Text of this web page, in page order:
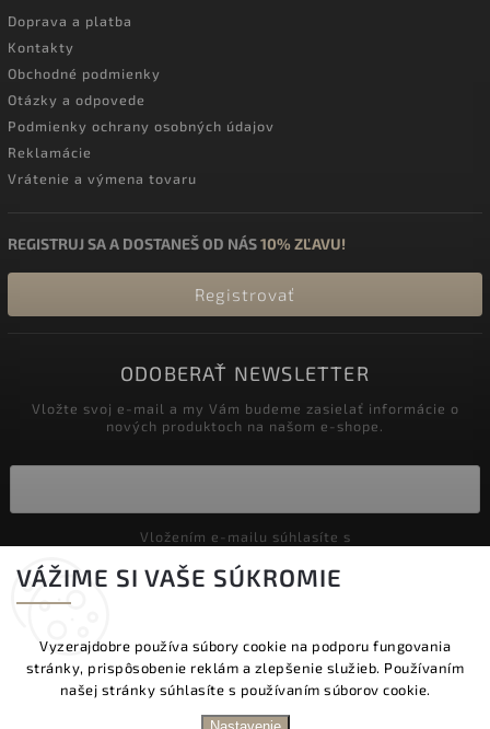
VÁŽIME SI VAŠE SÚKROMIE
Vyzerajdobre používa súbory cookie na podporu fungovania
stránky, prispôsobenie reklám a zlepšenie služieb. Používaním
našej stránky súhlasíte s používaním súborov cookie.
DOPRAVA ZADARMO NAD 60 € | DODANIE V
Doprava a platba
Kontakty
Obchodné podmienky
Otázky a odpovede
Podmienky ochrany osobných údajov
Reklamácie
Vrátenie a výmena tovaru
REGISTRUJ SA A DOSTANEŠ OD NÁS10% ZĽAVU!
Registrovať
ODOBERAŤ NEWSLETTER
Vložte svoj e-mail a my Vám budeme zasielať informácie o
nových produktoch na našom e-shope.
Copyright 2026Vyzeraj dobre. Všetky práva vyhradené.
Upraviť nastavenie cookies